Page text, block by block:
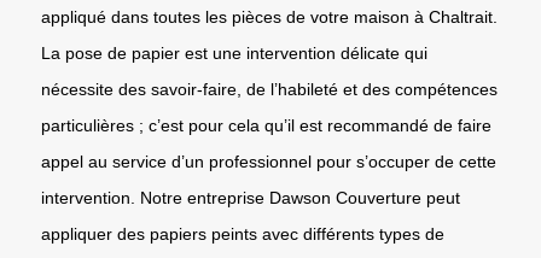
appliqué dans toutes les pièces de votre maison à Chaltrait.
La pose de papier est une intervention délicate qui
nécessite des savoir-faire, de l’habileté et des compétences
particulières ; c’est pour cela qu’il est recommandé de faire
appel au service d’un professionnel pour s’occuper de cette
intervention. Notre entreprise Dawson Couverture peut
appliquer des papiers peints avec différents types de